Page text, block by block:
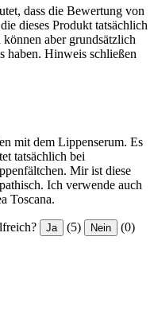
dass die Bewertung von
dieses Produkt tatsächlich
aber grundsätzlich
haben. Hinweis schließen
mit dem Lippenserum. Es
tatsächlich bei
Mir ist diese
Ich verwende auch
Toscana.
Ja (5) Nein (0)